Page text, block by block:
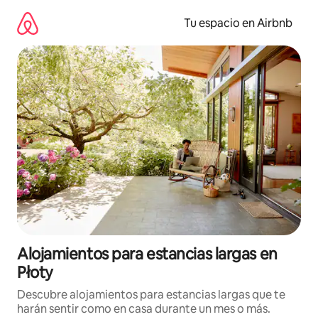
contenido
Tu espacio en Airbnb
Alojamientos para estancias largas en
Płoty
Descubre alojamientos para estancias largas que te
harán sentir como en casa durante un mes o más.